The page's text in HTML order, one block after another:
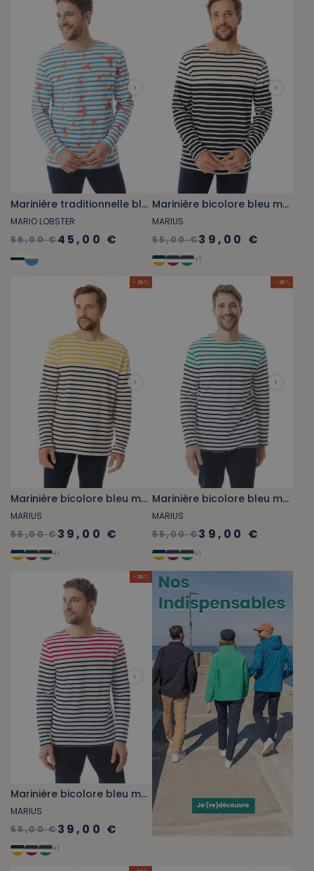
Marinière traditionnelle bleu ciel motifs homard
MARIO LOBSTER
59,00 €45,00 €
Marinière bicolore bleu marine
MARIUS
55,00 €39,00 €
+1
- 29 %
Marinière bicolore bleu marine et jaune
MARIUS
55,00 €39,00 €
+1
- 29 %
Marinière bicolore bleu marine et vert
MARIUS
55,00 €39,00 €
+1
- 29 %
Marinière bicolore bleu marine et rouge
MARIUS
55,00 €39,00 €
+1